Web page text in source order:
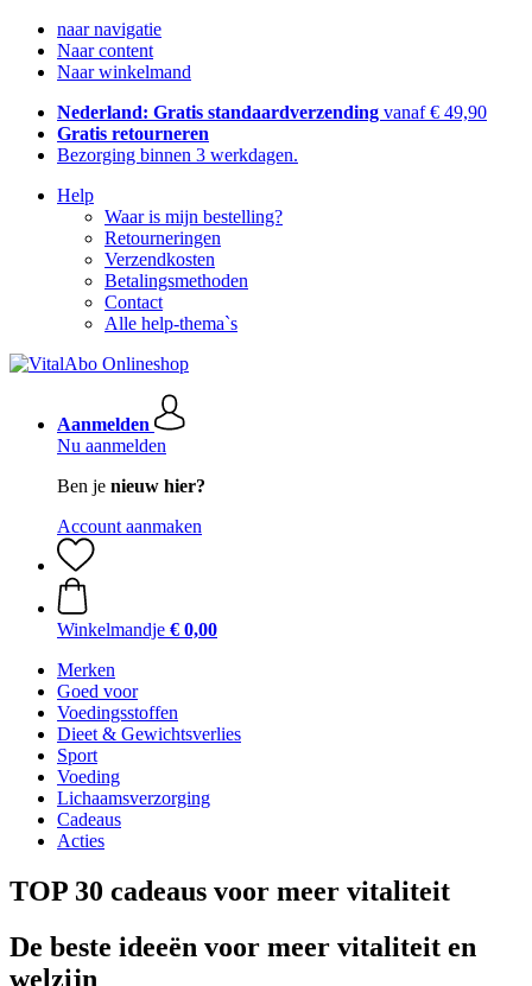
naar navigatie
Naar content
Naar winkelmand
Nederland: Gratis standaardverzending vanaf € 49,90
Gratis retourneren
Bezorging binnen 3 werkdagen.
Help
Waar is mijn bestelling?
Retourneringen
Verzendkosten
Betalingsmethoden
Contact
Alle help-thema`s
Aanmelden
Nu aanmelden
Ben je nieuw hier?
Account aanmaken
Winkelmandje € 0,00
Merken
Goed voor
Voedingsstoffen
Dieet & Gewichtsverlies
Sport
Voeding
Lichaamsverzorging
Cadeaus
Acties
TOP 30 cadeaus voor meer vitaliteit
De beste ideeën voor meer vitaliteit en
welzijn